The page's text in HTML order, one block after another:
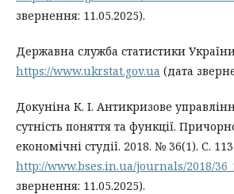
звернення: 11.05.2025).
Державна служба статистики
https://www.ukrstat.gov.ua (дата
Докуніна К. І. Антикризове
сутність поняття та функції.
економічні студії. 2018. № 36(1). С.
http://www.bses.in.ua/journals/2018/
звернення: 11.05.2025).